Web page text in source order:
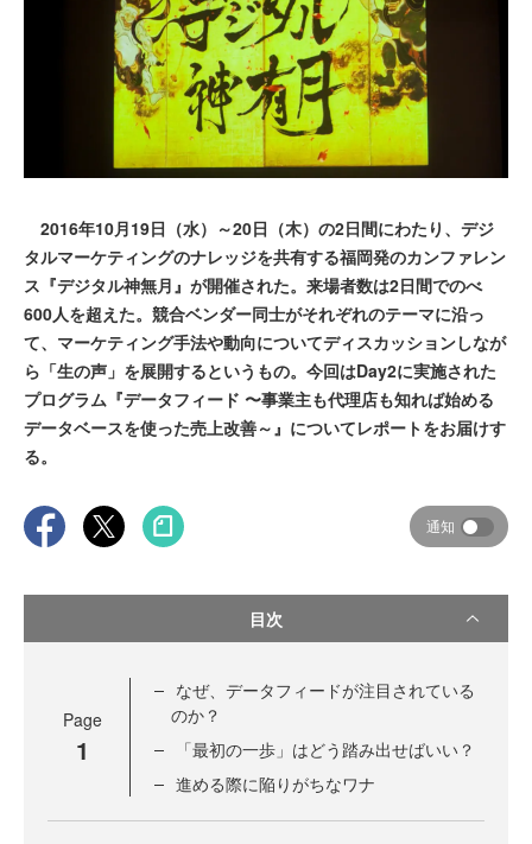
2016年10月19日（水）～20日（木）の2日間にわたり、デジ
タルマーケティングのナレッジを共有する福岡発のカンファレン
ス『デジタル神無月』が開催された。来場者数は2日間でのべ
600人を超えた。競合ベンダー同士がそれぞれのテーマに沿っ
て、マーケティング手法や動向についてディスカッションしなが
ら「生の声」を展開するというもの。今回はDay2に実施された
プログラム『データフィード 〜事業主も代理店も知れば始める
データベースを使った売上改善～』についてレポートをお届けす
る。
通知
目次
Page
1
なぜ、データフィードが注目されている
のか？
「最初の一歩」はどう踏み出せばいい？
進める際に陥りがちなワナ